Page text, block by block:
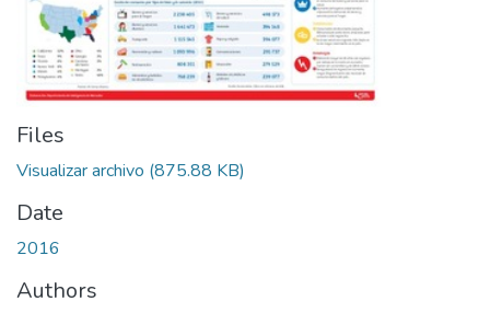
Files
Visualizar archivo (875.88 KB)
Date
2016
Authors